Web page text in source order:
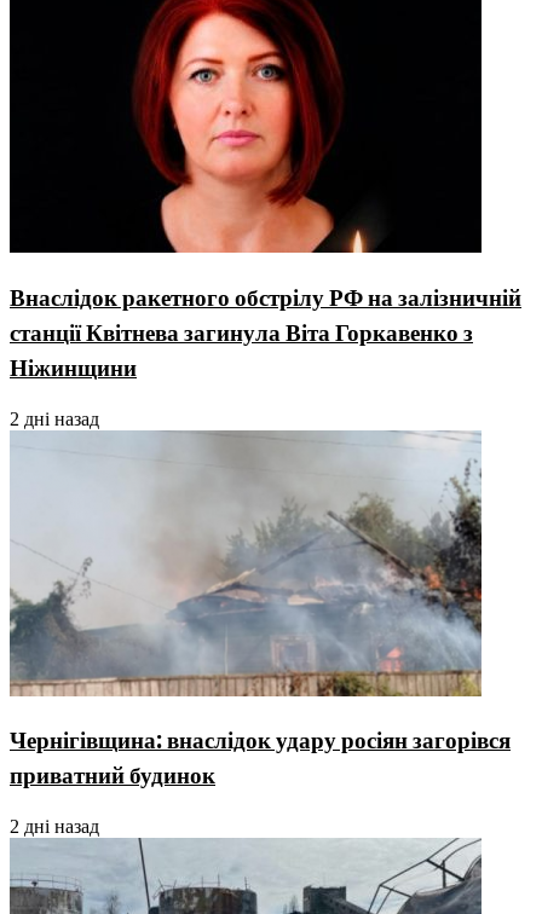
Внаслідок ракетного обстрілу РФ на залізничній
станції Квітнева загинула Віта Горкавенко з
Ніжинщини
2 дні назад
Чернігівщина: внаслідок удару росіян загорівся
приватний будинок
2 дні назад